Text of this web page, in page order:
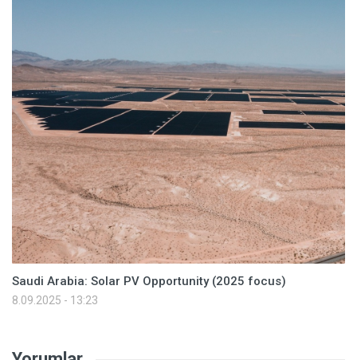
Saudi Arabia: Solar PV Opportunity (2025 focus)
8.09.2025 - 13:23